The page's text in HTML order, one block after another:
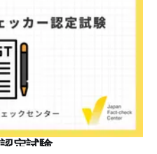
査の紹介や、間違った情報
バイアス、大規模に拡散す
実践編では、画
報をどのように検証したら
から具体的に学びます。
7月29日か
を確認するJFCファクトチ
誰でもいつでも受験可能で
、2025年度から2000円）。
証明するオープンバッジ・
定試験